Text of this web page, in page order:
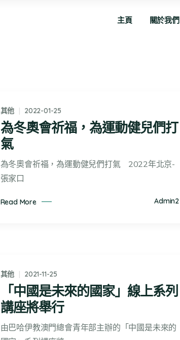
主頁 關於我們
其他 2022-01-25
為冬奧會祈福，為運動健兒們打
氣
為冬奧會祈福，為運動健兒們打氣 2022年北京-
張家口
Read More Admin2
其他 2021-11-25
「中國是未來的國家」線上系列
講座將舉行
由巴哈伊教澳門總會青年部主辦的「中國是未來的